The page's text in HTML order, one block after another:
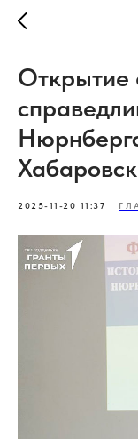
Открытие
2025-11-20 11:37